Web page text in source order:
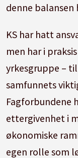
denne balansen
KS har hatt
men har i
yrkesgruppe –
samfunnets
Fagforbundene
ettergivenhet i
økonomiske
egen rolle som